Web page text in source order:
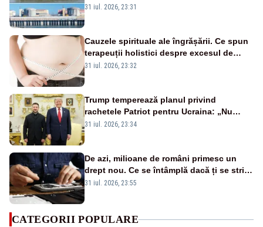
în pericol Centrala Cernavodă era
31 iul. 2026, 23:31
Cauzele spirituale ale îngrășării. Ce spun
terapeuții holistici despre excesul de
greutate și emoțiile ascunse
31 iul. 2026, 23:32
Trump temperează planul privind
rachetele Patriot pentru Ucraina: „Nu
există un acord, discuțiile continuă”
31 iul. 2026, 23:34
De azi, milioane de români primesc un
drept nou. Ce se întâmplă dacă ți se strică
un produs
31 iul. 2026, 23:55
CATEGORII POPULARE